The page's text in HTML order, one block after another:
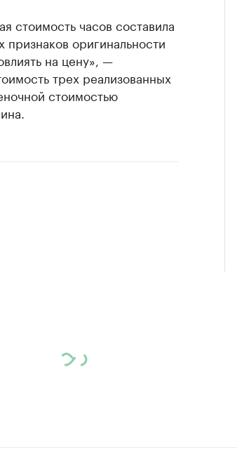
стоимость часов составила
оригинальности
на цену», —
трех реализованных
стоимостью